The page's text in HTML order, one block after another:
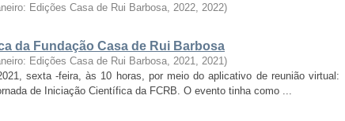
Edições Casa de Rui Barbosa, 2022, 2022)
da Fundação Casa de Rui Barbosa
Edições Casa de Rui Barbosa, 2021, 2021)
sexta -feira, às 10 horas, por meio do aplicativo de reunião virtual:
de Iniciação Científica da FCRB. O evento tinha como ...